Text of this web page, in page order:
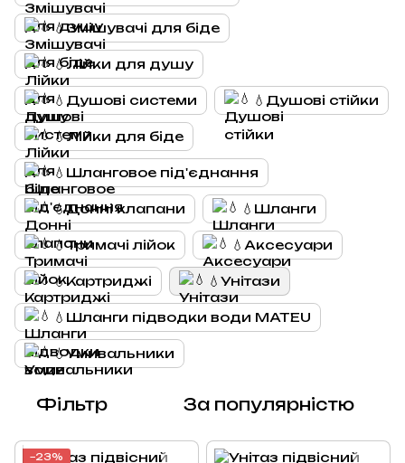
💧Змішувачі для біде
💧Лійки для душу
💧Душові системи 💧Душові стійки
💧Лійки для біде
💧Шланговое під'єднання
💧Донні клапани 💧Шланги
💧Тримачі лійок 💧Аксесуари
💧Картриджі 💧Унітази
💧Шланги підводки води MATEU
💧Умивальники
Фільтр За популярністю
−23%